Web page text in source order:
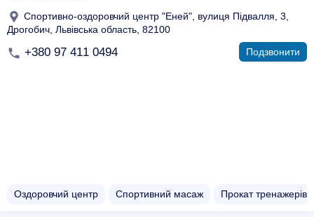
Спортивно-оздоровчий центр "Еней", вулиця Підвалля, 3,
Дрогобич, Львівська область, 82100
+380 97 411 0494 Подзвонити
Оздоровчий центр Спортивний масаж Прокат тренажерів